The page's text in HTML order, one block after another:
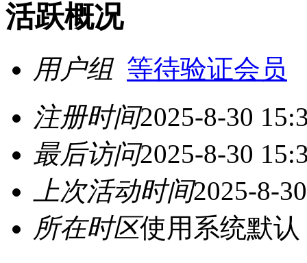
活跃概况
用户组 等待验证会员
注册时间2025-8-30
最后访问2025-8-30
上次活动时间2025-8-
所在时区使用系统默认